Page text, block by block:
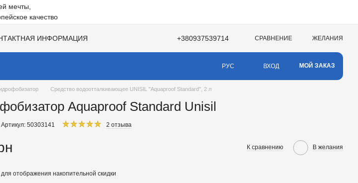
ИНФОРМАЦИЯ
+380937539714 СРАВНЕНИЕ ЖЕЛАНИЯ
РУС ВХОД МОЙ ЗАКАЗ
Средство водоотталкивающее UNISIL "Aquaproof Standard", 2 л
Aquaproof Standard Unisil
Артикул: 50303141 2 отзыва
К сравнению В желания
для отображения накопительной скидки